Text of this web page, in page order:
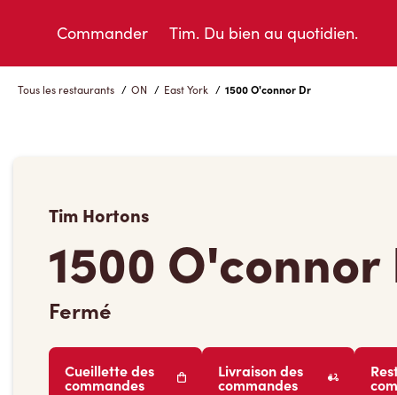
Commander Tim. Du bien au quotidien.
Tous les restaurants / ON / East York / 1500 O'connor Dr
Tim Hortons
1500 O'connor
Fermé
Cueillette des
commandes
Livraison des
commandes